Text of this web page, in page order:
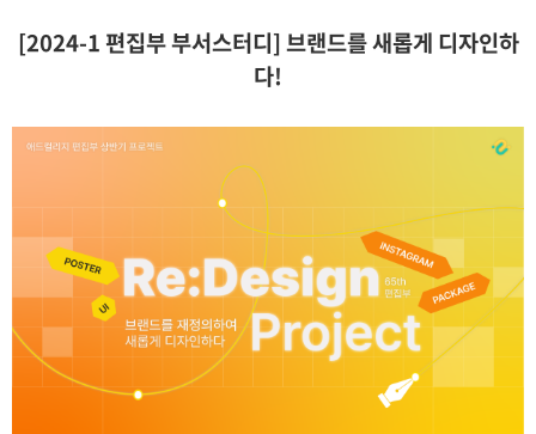
[2024-1 편집부 부서스터디] 브랜드를 새롭게 디자인하
다!